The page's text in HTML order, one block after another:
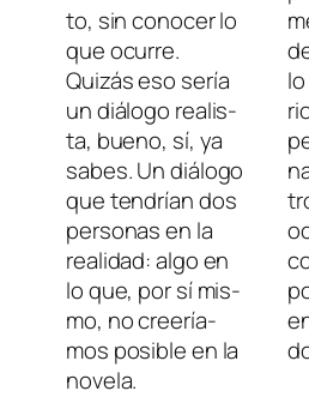
to, sin co­no­cer lo
que ocu­rre.
Quizás eso se­ría
un diá­lo­go rea­lis­
ta, bueno, sí, ya
sa­bes. Un diá­lo­go
que ten­drían dos
per­so­nas en la
reali­dad: al­go en
lo que, por sí mis­
mo, no cree­ría­
mos po­si­ble en la
novela.